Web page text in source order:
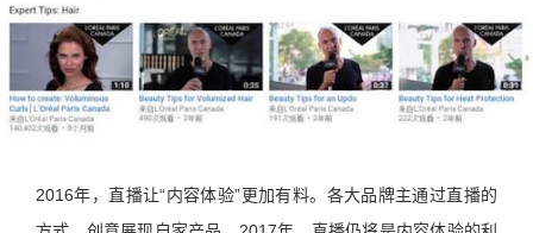
2016年，直播让“内容体验”更加有料。各大品牌主通过直播的